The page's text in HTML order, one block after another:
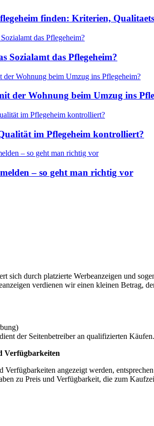
finden: Kriterien,
Sozialamt das Pflegeheim?
der Wohnung beim Umzug ins
im Pflegeheim kontrolliert?
– so geht man richtig vor
sich durch platzierte Werbeanzeigen und
verdienen wir einen kleinen Betrag,
der Seitenbetreiber an qualifizierten Käufen.
Verfügbarkeiten
Verfügbarkeiten angezeigt werden,
zu Preis und Verfügbarkeit, die zum